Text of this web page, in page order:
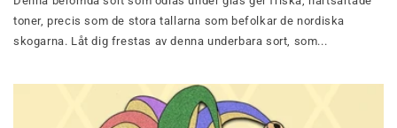
toner, precis som de stora tallarna som befolkar de nordiska
skogarna. Låt dig frestas av denna underbara sort, som...